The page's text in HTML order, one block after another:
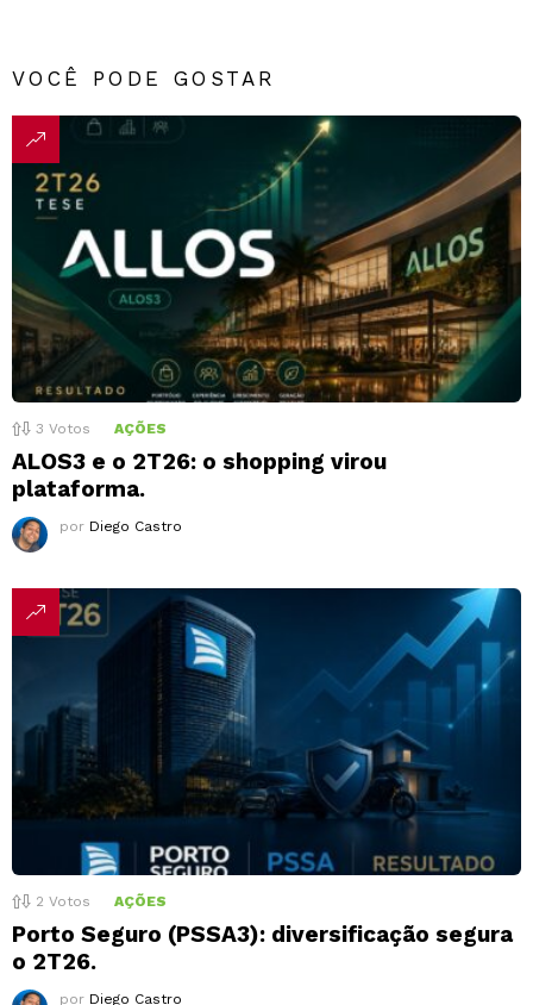
VOCÊ PODE GOSTAR
3 Votos AÇÕES
ALOS3 e o 2T26: o shopping virou
plataforma.
por Diego Castro
2 Votos AÇÕES
Porto Seguro (PSSA3): diversificação segura
o 2T26.
por Diego Castro